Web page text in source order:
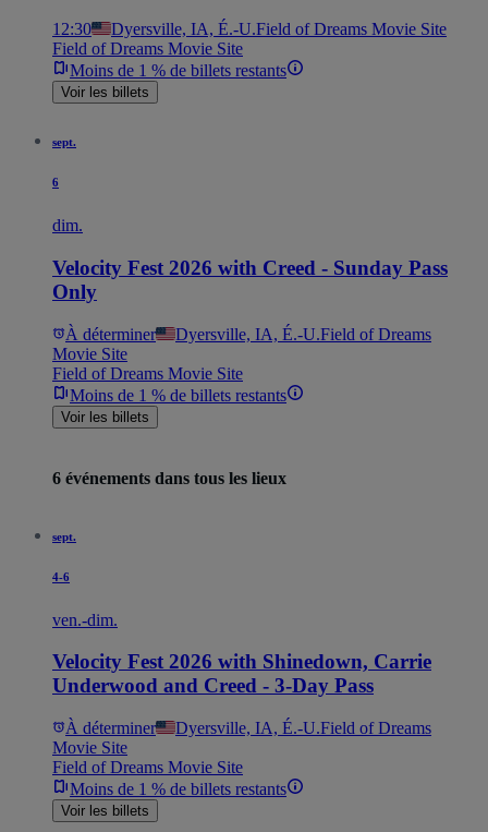
12:30 Dyersville, IA, É.-U.Field of Dreams Movie Site
Field of Dreams Movie Site
Moins de 1 % de billets restants
Voir les billets
sept.
6
dim.
Velocity Fest 2026 with Creed - Sunday Pass
Only
À déterminer Dyersville, IA, É.-U.Field of Dreams
Movie Site
Field of Dreams Movie Site
Moins de 1 % de billets restants
Voir les billets
6 événements dans tous les lieux
sept.
4-6
ven.-dim.
Velocity Fest 2026 with Shinedown, Carrie
Underwood and Creed - 3-Day Pass
À déterminer Dyersville, IA, É.-U.Field of Dreams
Movie Site
Field of Dreams Movie Site
Moins de 1 % de billets restants
Voir les billets